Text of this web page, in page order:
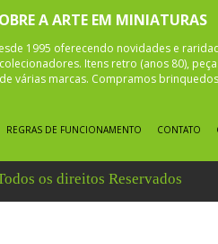
A ARTE EM MINIATURAS
1995 oferecendo novidades e
Itens retro (anos 80),
várias marcas. Compramos
REGRAS DE FUNCIONAMENTO CONTATO
os direitos Reservados